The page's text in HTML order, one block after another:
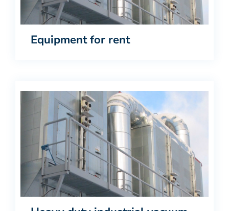
Equipment for rent